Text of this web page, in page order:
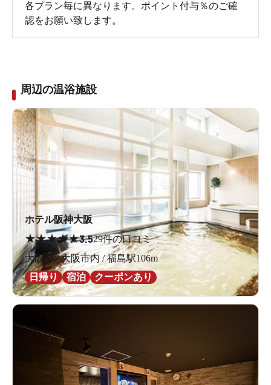
各プラン毎に異なります。ポイント付与％のご確
認をお願い致します。
周辺の温浴施設
ホテル阪神大阪
★★★★★3.529件の口コミ
大阪府 / 大阪市内 / 福島駅106m
日帰り
宿泊 クーポンあり